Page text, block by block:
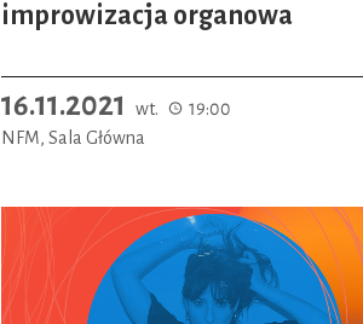
improwizacja organowa
16.11.2021 wt.
19:00
NFM, Sala Główna